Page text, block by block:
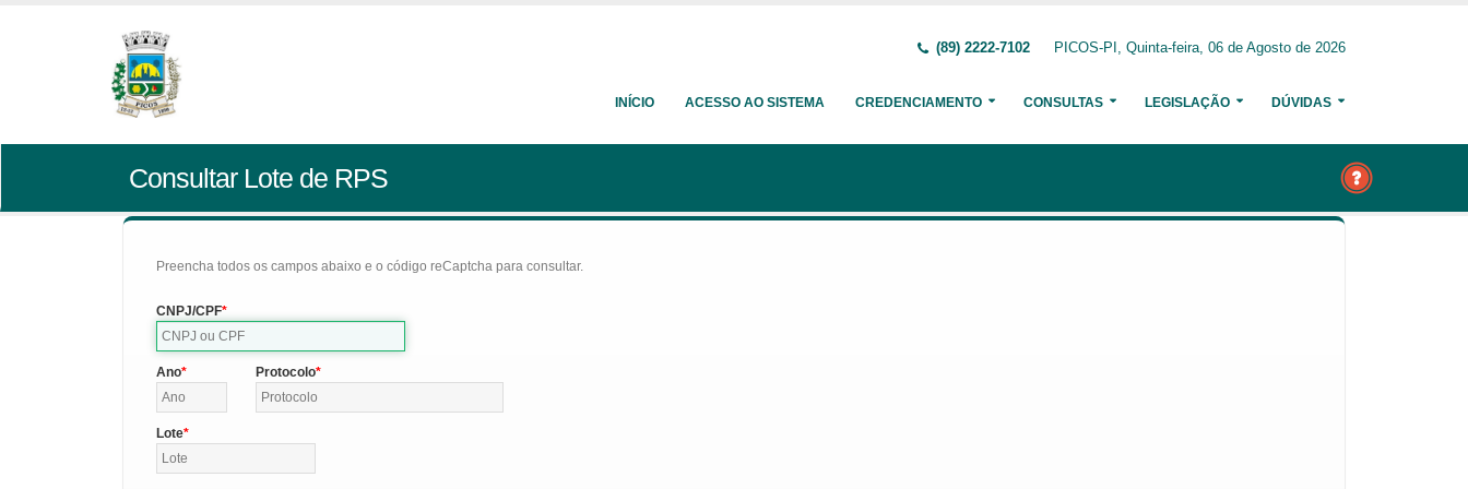
(89) 2222-7102 PICOS-PI, Quinta-feira, 06 de Agosto de 2026
INÍCIO ACESSO AO SISTEMA CREDENCIAMENTO CONSULTAS LEGISLAÇÃO DÚVIDAS
Consultar Lote de RPS
Preencha todos os campos abaixo e o código reCaptcha para consultar.
CNPJ/CPF
Ano Protocolo
Lote